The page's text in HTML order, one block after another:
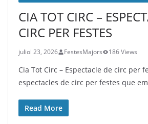
CIA TOT CIRC –
CIRC PER FESTES
juliol 23, 2026 FestesMajors 186 Views
Cia Tot Circ – Espectacle de circ per
espectacles de circ per festes que
Read More